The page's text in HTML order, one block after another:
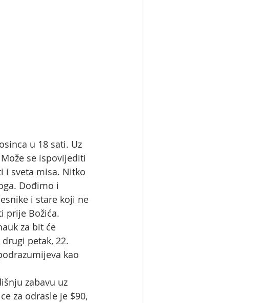
u 18 sati. Uz
se ispovijediti
i sveta misa. Nitko
Dođimo i
i stare koji ne
prije Božića.
za bit će
petak, 22.
kao
zabavu uz
za odrasle je $90,